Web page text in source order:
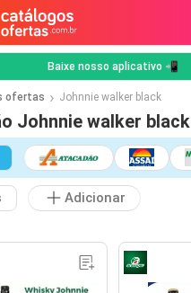
Baixe nosso aplicativo 📲
ofertas Johnnie walker black
Johnnie walker black
Adicionar